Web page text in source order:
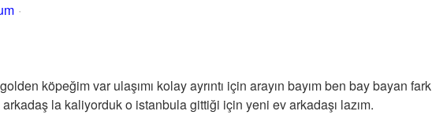
köpeğim var ulaşımı kolay ayrıntı için arayın bayım ben bay bayan fark
la kaliyorduk o istanbula gittiği için yeni ev arkadaşı lazım.